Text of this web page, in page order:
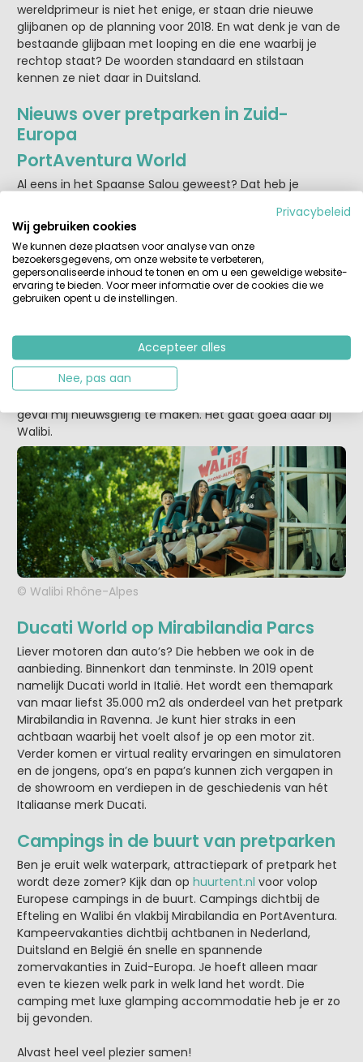
wereldprimeur is niet het enige, er staan drie nieuwe
glijbanen op de planning voor 2018. En wat denk je van de
bestaande glijbaan met looping en die ene waarbij je
rechtop staat? De woorden standaard en stilstaan
kennen ze niet daar in Duitsland.
Nieuws over pretparken in Zuid-
Europa
PortAventura World
Al eens in het Spaanse Salou geweest? Dat heb je
2017 is Ferrari-land, een compleet park voor de totale
Ferrari experience. Wie zou hier blijer van worden, de papa
of de zoon?
Walibi Rhône-Alpes
attractiezone met spectaculaire loopingcoaster. Alsof
dat nog niet genoeg is, komt het pretpark ook met twee
nieuwe attracties voor kleinere kinderen. De achtbaan
geval mij nieuwsgierig te maken. Het gaat goed daar bij
Walibi.
© Walibi Rhône-Alpes
Ducati World op Mirabilandia Parcs
Liever motoren dan auto’s? Die hebben we ook in de
aanbieding. Binnenkort dan tenminste. In 2019 opent
namelijk Ducati world in Italië. Het wordt een themapark
van maar liefst 35.000 m2 als onderdeel van het pretpark
Mirabilandia in Ravenna. Je kunt hier straks in een
achtbaan waarbij het voelt alsof je op een motor zit.
Verder komen er virtual reality ervaringen en simulatoren
en de jongens, opa’s en papa’s kunnen zich vergapen in
de showroom en verdiepen in de geschiedenis van hét
Italiaanse merk Ducati.
Campings in de buurt van pretparken
Ben je eruit welk waterpark, attractiepark of pretpark het
wordt deze zomer? Kijk dan op huurtent.nl voor volop
Europese campings in de buurt. Campings dichtbij de
Efteling en Walibi én vlakbij Mirabilandia en PortAventura.
Kampeervakanties dichtbij achtbanen in Nederland,
Duitsland en België én snelle en spannende
zomervakanties in Zuid-Europa. Je hoeft alleen maar
even te kiezen welk park in welk land het wordt. Die
camping met luxe glamping accommodatie heb je er zo
bij gevonden.
Alvast heel veel plezier samen!
Privacybeleid
Wij gebruiken cookies
We kunnen deze plaatsen voor analyse van onze
bezoekersgegevens, om onze website te verbeteren,
gepersonaliseerde inhoud te tonen en om u een geweldige website-
ervaring te bieden. Voor meer informatie over de cookies die we
gebruiken opent u de instellingen.
Accepteer alles
Nee, pas aan